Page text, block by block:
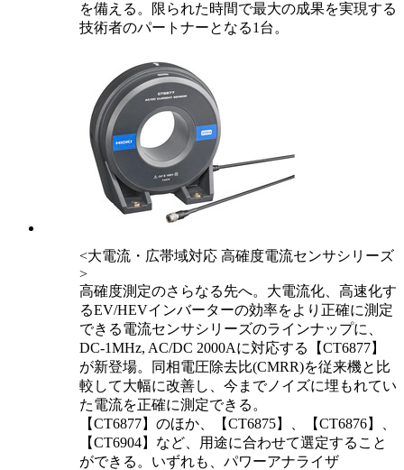
を備える。限られた時間で最大の成果を実現する
技術者のパートナーとなる1台。
<大電流・広帯域対応 高確度電流センサシリーズ
>
高確度測定のさらなる先へ。大電流化、高速化す
るEV/HEVインバーターの効率をより正確に測定
できる電流センサシリーズのラインナップに、
DC-1MHz, AC/DC 2000Aに対応する【CT6877】
が新登場。同相電圧除去比(CMRR)を従来機と比
較して大幅に改善し、今までノイズに埋もれてい
た電流を正確に測定できる。
【CT6877】のほか、【CT6875】、【CT6876】、
【CT6904】など、用途に合わせて選定すること
ができる。いずれも、パワーアナライザ